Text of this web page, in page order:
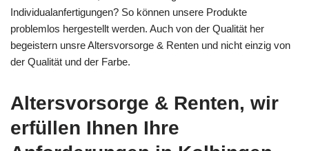
Individualanfertigungen? So können unsere Produkte
problemlos hergestellt werden. Auch von der Qualität her
begeistern unsre Altersvorsorge & Renten und nicht einzig von
der Qualität und der Farbe.
Altersvorsorge & Renten, wir
erfüllen Ihnen Ihre